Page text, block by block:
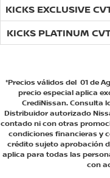
KICKS EXCLUSIVE
KICKS PLATINUM
*Precios válidos del 01 de
precio especial aplica
CrediNissan. Consulta
Distribuidor autorizado
contado ni con otras
condiciones financieras y
crédito sujeto aprobación
aplica para todas las
con